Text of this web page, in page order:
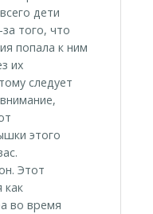
дети
того, что
попала к ним
их
следует
этого
Этот
как
во время